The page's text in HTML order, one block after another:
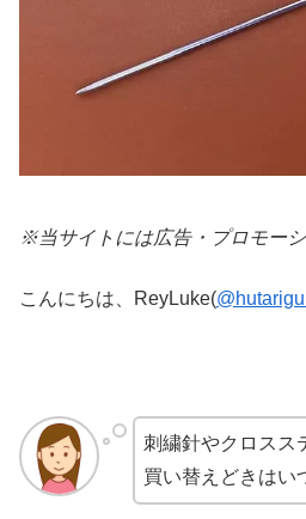
※当サイトには広告・プロモー
こんにちは、ReyLuke(
刺繍針やクロスス
買い替えどきはい